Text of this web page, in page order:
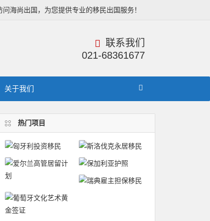
问海尚出国，为您提供专业的移民出国服务！
联系我们
021-68361677
关于我们
热门项目